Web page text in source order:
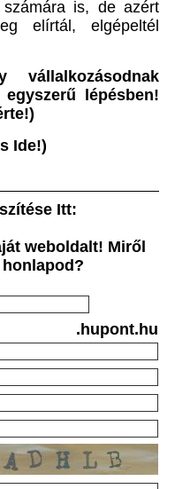
is, de azért
elírtál, elgépeltél
vállalkozásodnak
lépésben!
Ide!)
Itt:
weboldalt! Miről
.hupont.hu